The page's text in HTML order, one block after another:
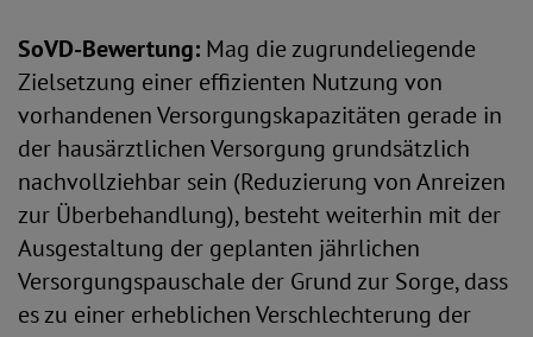
SoVD-Bewertung: Mag die zugrundeliegende
Zielsetzung einer effizienten Nutzung von
vorhandenen Versorgungskapazitäten gerade in
der hausärztlichen Versorgung grundsätzlich
nachvollziehbar sein (Reduzierung von Anreizen
zur Überbehandlung), besteht weiterhin mit der
Ausgestaltung der geplanten jährlichen
Versorgungspauschale der Grund zur Sorge, dass
es zu einer erheblichen Verschlechterung der